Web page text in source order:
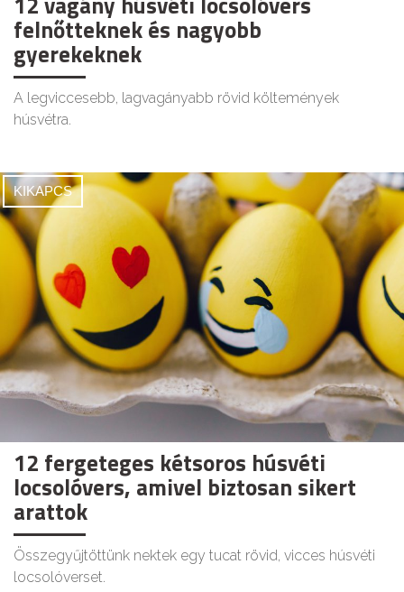
felnőtteknek és nagyobb
gyerekeknek
A legviccesebb, lagvagányabb rövid költemények
húsvétra.
KIKAPCS
12 fergeteges kétsoros húsvéti
locsolóvers, amivel biztosan sikert
arattok
Összegyűjtöttünk nektek egy tucat rövid, vicces húsvéti
locsolóverset.